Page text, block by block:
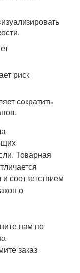
риск
сократить
Товарная
соответствием
о
нам по
заказ